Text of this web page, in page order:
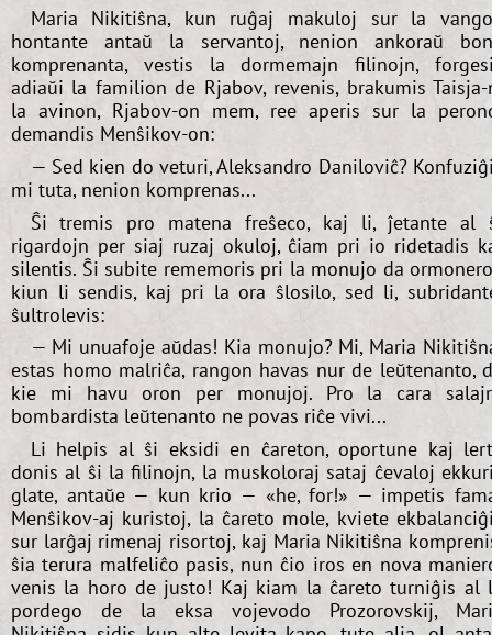
Maria Nikitiŝna, kun ruĝaj makuloj sur la
hontante antaŭ la servantoj, nenion ankoraŭ
komprenanta, vestis la dormemajn filinojn,
adiaŭi la familion de Rjabov, revenis, brakumis Taisja-
la avinon, Rjabov-on mem, ree aperis sur la
demandis Menŝikov-on:
— Sed kien do veturi, Aleksandro Daniloviĉ?
mi tuta, nenion komprenas...
Ŝi tremis pro matena freŝeco, kaj li, ĵetante al
rigardojn per siaj ruzaj okuloj, ĉiam pri io ridetadis
silentis. Ŝi subite rememoris pri la monujo da
kiun li sendis, kaj pri la ora ŝlosilo, sed li,
ŝultrolevis:
— Mi unuafoje aŭdas! Kia monujo? Mi, Maria
estas homo malriĉa, rangon havas nur de leŭtenanto,
kie mi havu oron per monujoj. Pro la cara
bombardista leŭtenanto ne povas riĉe vivi...
Li helpis al ŝi eksidi en ĉareton, oportune kaj
donis al ŝi la filinojn, la muskoloraj sataj ĉevaloj
glate, antaŭe — kun krio — «he, for!» — impetis
Menŝikov-aj kuristoj, la ĉareto mole, kviete
sur larĝaj rimenaj risortoj, kaj Maria Nikitiŝna
ŝia terura malfeliĉo pasis, nun ĉio iros en nova
venis la horo de justo! Kaj kiam la ĉareto turniĝis al
pordego de la eksa vojevodo Prozorovskij,